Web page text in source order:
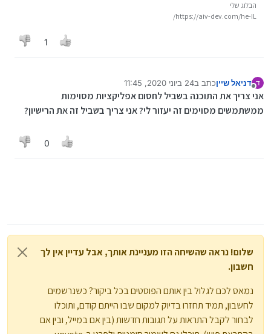
הבלוג שלי
https://aiv-dev.com/he-IL/
1
ד דניאל שייןכתב ב24 ביוני 2020, 11:45
נערך לאחרונה על ידי
אני צריך את התוכנה בשביל לחסום אפליקציות מסוימות
ממשתמשים מסוימים זה יעזור לי? אני צריך בשביל זה את הרישיון?
0
שלום! נראה שהשיחה הזו מעניינת אותך, אבל עדיין אין לך
חשבון.
נמאס לכם לגלול בין אותם הפוסטים בכל ביקור? כשנרשמים
לחשבון, תמיד תחזרו בדיוק למקום שבו הייתם קודם, ותוכלו
לבחור לקבל התראות על תגובות חדשות (בין אם במייל, ובין אם